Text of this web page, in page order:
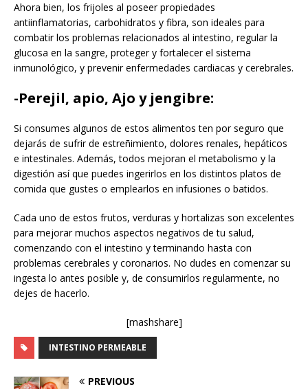
Ahora bien, los frijoles al poseer propiedades
antiinflamatorias, carbohidratos y fibra, son ideales para
combatir los problemas relacionados al intestino, regular la
glucosa en la sangre, proteger y fortalecer el sistema
inmunológico, y prevenir enfermedades cardiacas y cerebrales.
-Perejil, apio, Ajo y jengibre:
Si consumes algunos de estos alimentos ten por seguro que
dejarás de sufrir de estreñimiento, dolores renales, hepáticos
e intestinales. Además, todos mejoran el metabolismo y la
digestión así que puedes ingerirlos en los distintos platos de
comida que gustes o emplearlos en infusiones o batidos.
Cada uno de estos frutos, verduras y hortalizas son excelentes
para mejorar muchos aspectos negativos de tu salud,
comenzando con el intestino y terminando hasta con
problemas cerebrales y coronarios. No dudes en comenzar su
ingesta lo antes posible y, de consumirlos regularmente, no
dejes de hacerlo.
[mashshare]
INTESTINO PERMEABLE
PREVIOUS